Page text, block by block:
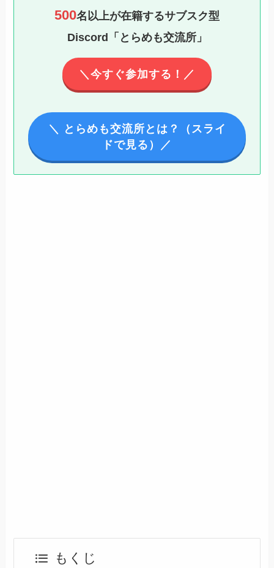
500名以上が在籍するサブスク型
Discord「とらめも交流所」
＼今すぐ参加する！／
＼ とらめも交流所とは？（スライ
ドで見る）／
もくじ